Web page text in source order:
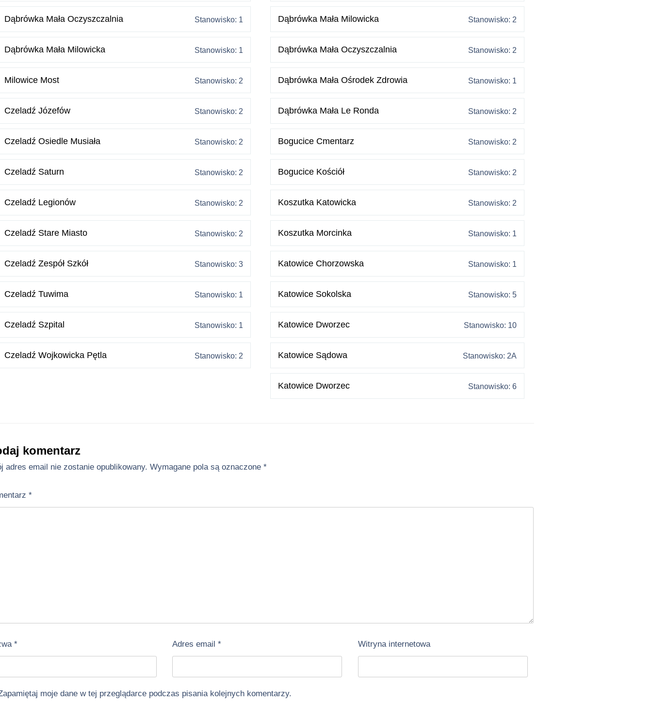
Dąbrówka Mała Oczyszczalnia Stanowisko: 1
Dąbrówka Mała Milowicka Stanowisko: 1
Milowice Most Stanowisko: 2
Czeladź Józefów Stanowisko: 2
Czeladź Osiedle Musiała Stanowisko: 2
Czeladź Saturn Stanowisko: 2
Czeladź Legionów Stanowisko: 2
Czeladź Stare Miasto Stanowisko: 2
Czeladź Zespół Szkół Stanowisko: 3
Czeladź Tuwima Stanowisko: 1
Czeladź Szpital Stanowisko: 1
Czeladź Wojkowicka Pętla Stanowisko: 2
Dąbrówka Mała Milowicka Stanowisko: 2
Dąbrówka Mała Oczyszczalnia Stanowisko: 2
Dąbrówka Mała Ośrodek Zdrowia Stanowisko: 1
Dąbrówka Mała Le Ronda Stanowisko: 2
Bogucice Cmentarz Stanowisko: 2
Bogucice Kościół Stanowisko: 2
Koszutka Katowicka Stanowisko: 2
Koszutka Morcinka Stanowisko: 1
Katowice Chorzowska Stanowisko: 1
Katowice Sokolska Stanowisko: 5
Katowice Dworzec Stanowisko: 10
Katowice Sądowa Stanowisko: 2A
Katowice Dworzec Stanowisko: 6
komentarz
adres email nie zostanie opublikowany. Wymagane pola są oznaczone *
*
* Adres email* Witryna internetowa
moje dane w tej przeglądarce podczas pisania kolejnych komentarzy.